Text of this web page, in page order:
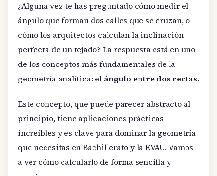
¿Alguna vez te has preguntado cómo medir el
ángulo que forman dos calles que se cruzan, o
cómo los arquitectos calculan la inclinación
perfecta de un tejado? La respuesta está en uno
de los conceptos más fundamentales de la
geometría analítica: el ángulo entre dos rectas.
Este concepto, que puede parecer abstracto al
principio, tiene aplicaciones prácticas
increíbles y es clave para dominar la geometría
que necesitas en Bachillerato y la EVAU. Vamos
a ver cómo calcularlo de forma sencilla y